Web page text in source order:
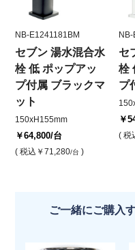
NB-E1241181BM
セブン 湯水混合水
栓 低 ポップアッ
プ付属 ブラックマ
ット
150xH155mm
￥64,800/台
( 税込 ￥71,280/台 )
セ
栓
プ
￥
( 税
ご一緒にご購入